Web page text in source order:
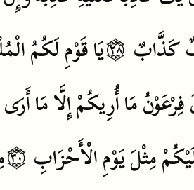
كَذَّابٌ ۝٢٨يَاقَوْمِلَكُمُ
فِرْعَوْنُمَاأُرِيكُمْإِلَّامَاأَرَى
مِثْلَيَوْمِالْأَحْزَابِ ۝٣٠